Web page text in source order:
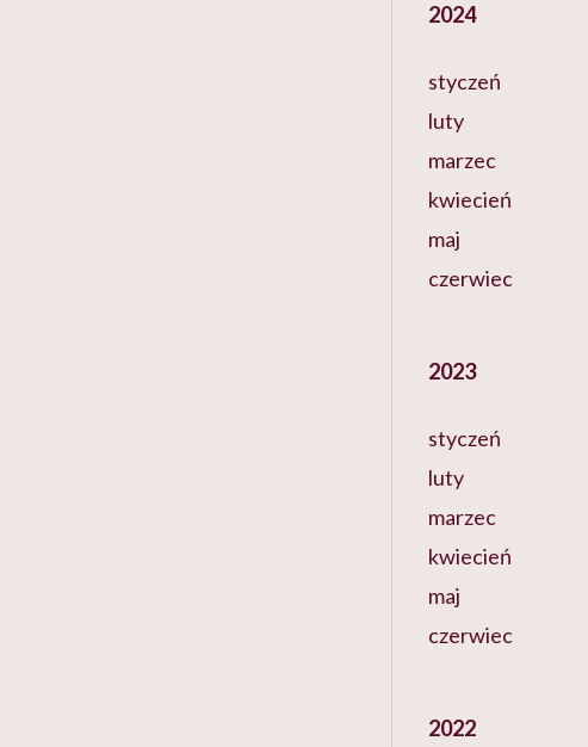
2024
styczeń
luty
marzec
kwiecień
maj
czerwiec
2023
styczeń
luty
marzec
kwiecień
maj
czerwiec
2022